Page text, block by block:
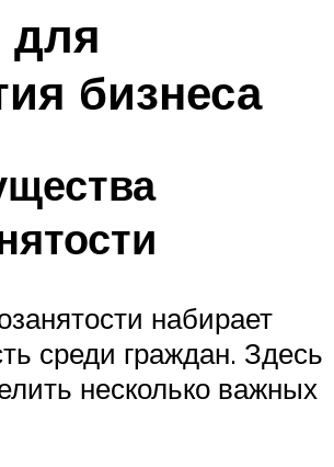
бизнеса
набирает
среди граждан. Здесь
несколько важных